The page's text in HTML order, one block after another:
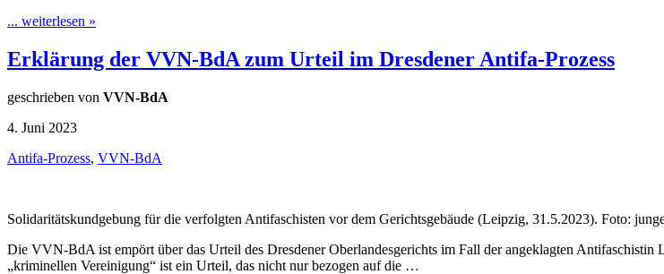
... weiterlesen »
Erklärung der VVN-BdA zum Urteil im Dresdener Antifa-Prozess
geschrieben von VVN-BdA
4. Juni 2023
Antifa-Prozess, VVN-BdA
Solidaritätskundgebung für die verfolgten Antifaschisten vor dem Gerichtsgebäude (Leipzig, 31.5.2023). Foto:
Die VVN-BdA ist empört über das Urteil des Dresdener Oberlandesgerichts im Fall der angeklagten
„kriminellen Vereinigung“ ist ein Urteil, das nicht nur bezogen auf die …